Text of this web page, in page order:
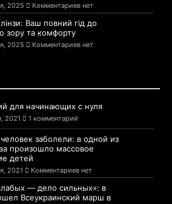
2025 Комментариев нет
лінзи: Ваш повний гід до
зору та комфорту
2025 Комментариев нет
для начинающих с нуля
2021 1 комментарий
заболели: в одной из
произошло массовое
детей
2021 Комментариев нет
— дело сильных»: в
Всеукраинский марш в